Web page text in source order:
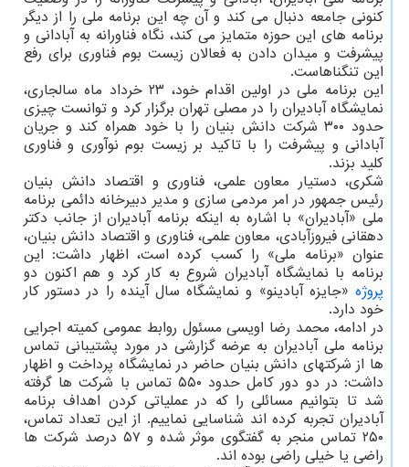
کنونی جامعه دنبال می کند و آن چه این برنامه ملی را از دیگر
برنامه های این حوزه متمایز می کند، نگاه فناورانه به آبادانی و
پیشرفت و میدان دادن به فعالان زیست بوم فناوری برای رفع
این تنگناهاست.
این برنامه ملی در اولین اقدام خود، ۲۳ خرداد ماه سالجاری،
نمایشگاه آبادیران را در مصلی تهران برگزار کرد و توانست چیزی
حدود ۳۰۰ شرکت دانش بنیان را با خود همراه کند و جریان
آبادانی و پیشرفت را با تاکید بر زیست بوم نوآوری و فناوری
کلید بزند.
شکری، دستیار معاون علمی، فناوری و اقتصاد دانش بنیان
رئیس جمهور در امر مردمی سازی و مدیر دبیرخانه دائمی برنامه
ملی «آبادیران» با اشاره به اینکه برنامه آبادیران از جانب دکتر
دهقانی فیروزآبادی، معاون علمی، فناوری و اقتصاد دانش بنیان،
عنوان «برنامه ملی» را کسب کرده است، اظهار داشت: این
برنامه با نمایشگاه آبادیران شروع به کار کرد و هم اکنون دو
پروژه «جایزه آبادینو» و نمایشگاه سال آینده را در دستور کار
خود دارد.
در ادامه، محمد رضا اویسی مسئول روابط عمومی کمیته اجرایی
برنامه ملی آبادیران به عرضه گزارشی در مورد پشتیبانی تماس
ها از شرکتهای دانش بنیان حاضر در نمایشگاه پرداخت و اظهار
داشت: در دو دور کامل حدود ۵۵۰ تماس با شرکت ها گرفته
شد تا بتوانیم مسائلی را که در عملیاتی کردن اهداف برنامه
آبادیران تجربه کرده اند شناسایی نماییم. از این تعداد تماس،
۲۵۰ تماس منجر به گفتگوی موثر شده و ۵۷ درصد شرکت ها
راضی یا خیلی راضی بوده اند.